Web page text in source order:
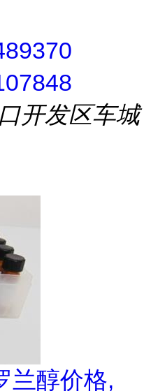
开发区车城
兰醇价格,